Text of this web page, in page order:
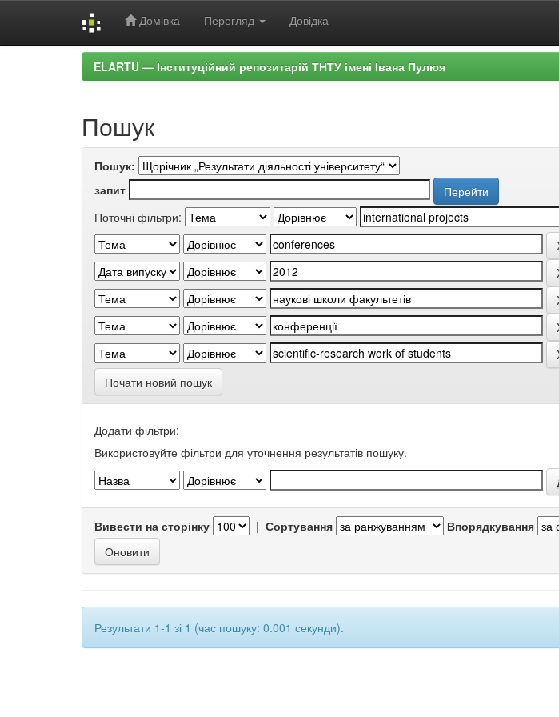
Домівка Перегляд Довідка
ELARTU — Інституційний репозитарій ТНТУ імені Івана Пулюя
Пошук
Пошук:
запит
Поточні фільтри:
Почати новий пошук
Додати фільтри:
Використовуйте фільтри для уточнення результатів пошуку.
Вивести на сторінку | Сортування Впорядкування
Результати 1-1 зі 1 (час пошуку: 0.001 секунди).